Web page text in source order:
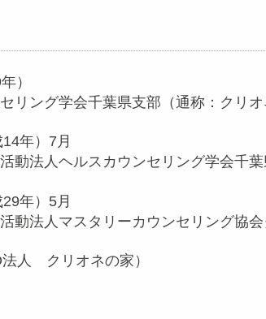
）
リング学会千葉県支部（通称：クリ
年）7月
活動法人ヘルスカウンセリング学会千
年）5月
活動法人マスタリーカウンセリング協
法人 クリオネの家）